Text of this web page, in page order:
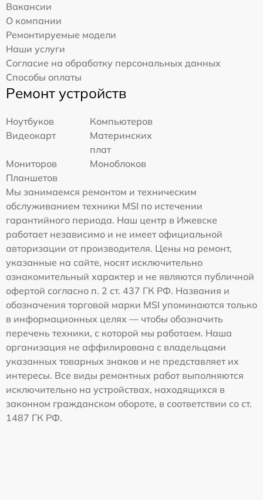
Вакансии
О компании
Ремонтируемые модели
Наши услуги
Согласие на обработку персональных данных
Способы оплаты
Ремонт устройств
Ноутбуков
Компьютеров
Видеокарт
Материнских
плат
Мониторов
Моноблоков
Планшетов
Мы занимаемся ремонтом и техническим
обслуживанием техники MSI по истечении
гарантийного периода. Наш центр в Ижевске
работает независимо и не имеет официальной
авторизации от производителя. Цены на ремонт,
указанные на сайте, носят исключительно
ознакомительный характер и не являются публичной
офертой согласно п. 2 ст. 437 ГК РФ. Названия и
обозначения торговой марки MSI упоминаются только
в информационных целях — чтобы обозначить
перечень техники, с которой мы работаем. Наша
организация не аффилирована с владельцами
указанных товарных знаков и не представляет их
интересы. Все виды ремонтных работ выполняются
исключительно на устройствах, находящихся в
законном гражданском обороте, в соответствии со ст.
1487 ГК РФ.